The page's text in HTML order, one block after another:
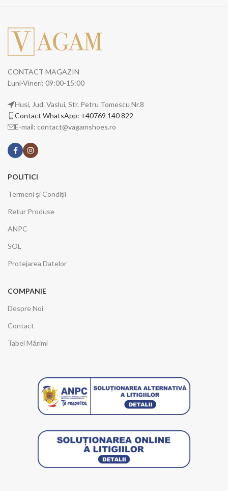
CONTACT MAGAZIN
Luni-Vineri: 09:00-15:00
Husi, Jud. Vaslui, Str. Petru Tomescu Nr.8
Contact WhatsApp: +40769 140 822
E-mail: contact@vagamshoes.ro
POLITICI
Termeni și Condiții
Retur Produse
ANPC
SOL
Protejarea Datelor
COMPANIE
Despre Noi
Contact
Tabel Mărimi